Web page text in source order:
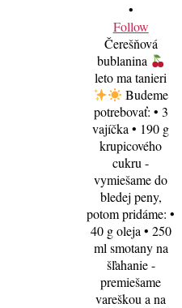
•
Follow
Čerešňová
bublanina
leto ma tanieri
Budeme
potrebovať: • 3
vajíčka • 190 g
krupicového
cukru -
vymiešame do
bledej peny,
potom pridáme: •
40 g oleja • 250
ml smotany na
šľahanie -
premiešame
vareškou a na